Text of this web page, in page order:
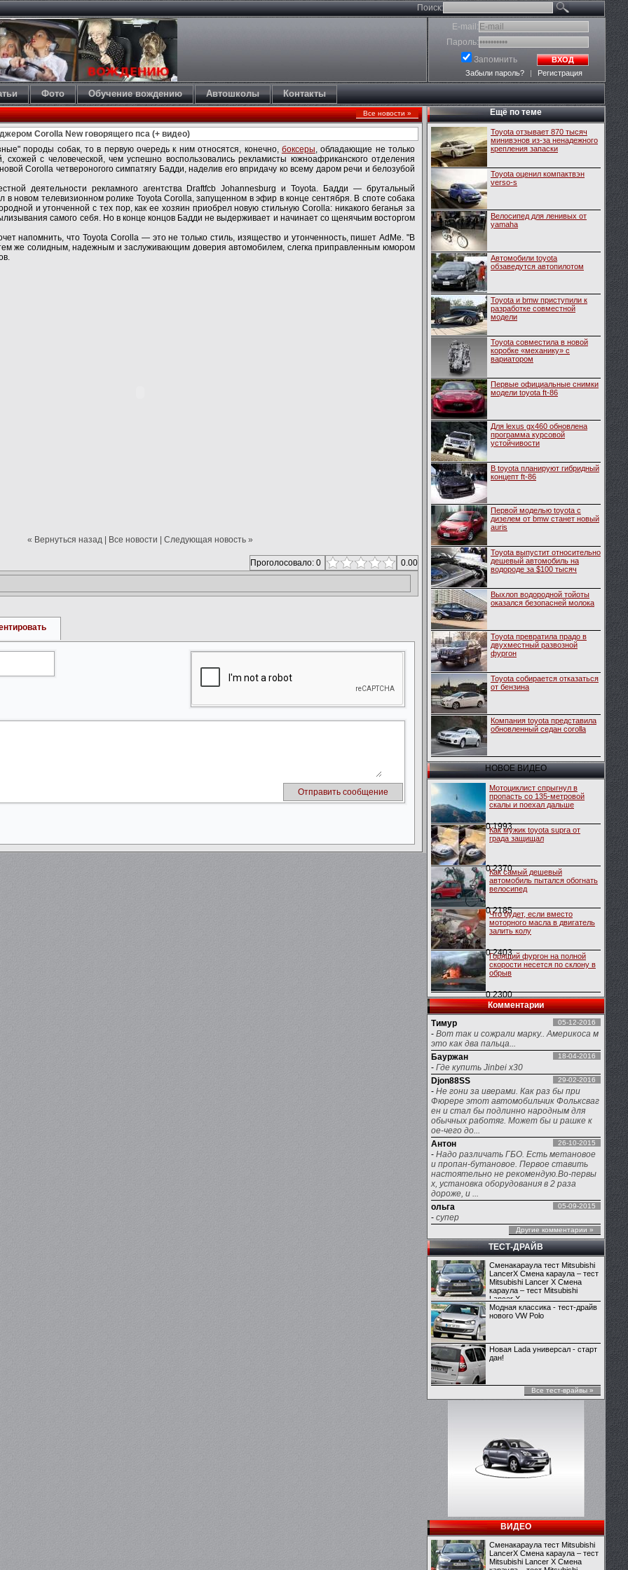
Поиск:
E-mail:
Пароль:
Запомнить
ВХОД
Забыли пароль?
| Регистрация
Фото Обучение вождению Автошколы Контакты
Все новости »
Corolla New говорящего пса (+ видео)
породы собак, то в первую очередь к ним относятся, конечно, боксеры, обладающие не только
с человеческой, чем успешно воспользовались рекламисты южноафриканского отделения
Corolla четвероногого симпатягу Бадди, наделив его впридачу ко всему даром речи и белозубой
деятельности рекламного агентства Draftfcb Johannesburg и Toyota. Бадди — брутальный
новом телевизионном ролике Toyota Corolla, запущенном в эфир в конце сентября. В споте собака
и утонченной с тех пор, как ее хозяин приобрел новую стильную Corolla: никакого беганья за
самого себя. Но в конце концов Бадди не выдерживает и начинает со щенячьим восторгом
напомнить, что Toyota Corolla — это не только стиль, изящество и утонченность, пишет AdMe. "В
же солидным, надежным и заслуживающим доверия автомобилем, слегка приправленным юмором
« Вернуться назад| Все новости Следующая новость »
Проголосовало: 0
0.00
Ещё по теме
Toyota отзывает 870 тысяч
минивэнов из-за ненадежного
крепления запаски
Toyota оценил компактвэн
verso-s
Велосипед для ленивых от
yamaha
Автомобили toyota
обзаведутся автопилотом
Toyota и bmw приступили к
разработке совместной
модели
Toyota совместила в новой
коробке «механику» с
вариатором
Первые официальные снимки
модели toyota ft-86
Для lexus gx460 обновлена
программа курсовой
устойчивости
В toyota планируют гибридный
концепт ft-86
Первой моделью toyota с
дизелем от bmw станет новый
auris
Toyota выпустит относительно
дешевый автомобиль на
водороде за $100 тысяч
Выхлоп водородной тойоты
оказался безопасней молока
Toyota превратила прадо в
двухместный развозной
фургон
Toyota собирается отказаться
от бензина
Компания toyota представила
обновленный седан corolla
НОВОЕ ВИДЕО
Мотоциклист спрыгнул в
пропасть со 135-метровой
скалы и поехал дальше
0 1993
Как мужик toyota supra от
града защищал
0 2370
Как самый дешевый
автомобиль пытался обогнать
велосипед
0 2185
Что будет, если вместо
моторного масла в двигатель
залить колу
0 2403
Горящий фургон на полной
скорости несется по склону в
обрыв
0 2300
Комментарии
Тимур
05-12-2016
- Вот так и сожрали марку.. Америкоса м
это как два пальца...
Бауржан
18-04-2016
- Где купить Jinbei x30
Djon88SS
29-02-2016
- Не гони за иверами. Как раз бы при
Фюрере этот автомобильчик Фольксваг
ен и стал бы подлинно народным для
обычных работяг. Может бы и рашке к
ое-чего до...
Антон
26-10-2015
- Надо различать ГБО. Есть метановое
и пропан-бутановое. Первое ставить
настоятельно не рекомендую.Во-первы
х, установка оборудования в 2 раза
дороже, и ...
ольга
05-09-2015
- супер
Другие комментарии »
ТЕСТ-ДРАЙВ
Сменакараула тест Mitsubishi
LancerX Смена караула – тест
Mitsubishi Lancer X Смена
караула – тест Mitsubishi
Lancer X
Модная классика - тест-драйв
нового VW Polo
Новая Lada универсал - старт
дан!
Все тест-врайвы »
ВИДЕО
Сменакараула тест Mitsubishi
LancerX Смена караула – тест
Mitsubishi Lancer X Смена